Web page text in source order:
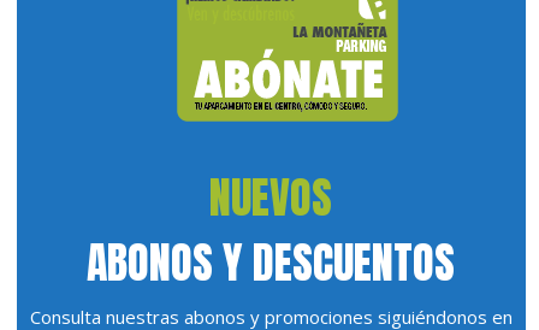
NUEVOS
ABONOS Y DESCUENTOS
Consulta nuestras abonos y promociones siguiéndonos en